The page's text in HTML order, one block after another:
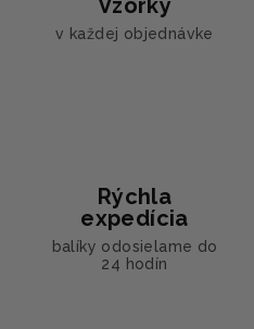
Vzorky
v každej objednávke
Rýchla
expedícia
balíky odosielame do
24 hodín